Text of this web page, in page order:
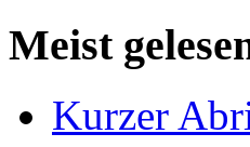
Meist
Kurzer